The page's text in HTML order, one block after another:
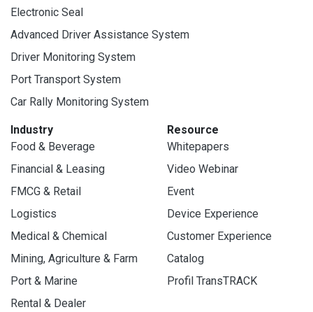
Electronic Seal
Advanced Driver Assistance System
Driver Monitoring System
Port Transport System
Car Rally Monitoring System
Industry
Food & Beverage
Financial & Leasing
FMCG & Retail
Logistics
Medical & Chemical
Mining, Agriculture & Farm
Port & Marine
Rental & Dealer
Resource
Whitepapers
Video Webinar
Event
Device Experience
Customer Experience
Catalog
Profil TransTRACK